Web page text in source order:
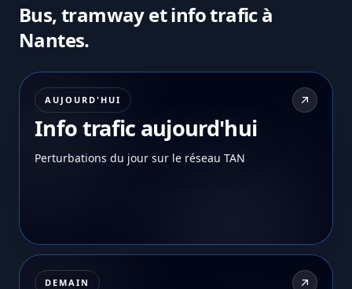
Bus, tramway et info trafic à
Nantes.
AUJOURD'HUI
Info trafic aujourd'hui
Perturbations du jour sur le réseau TAN
DEMAIN